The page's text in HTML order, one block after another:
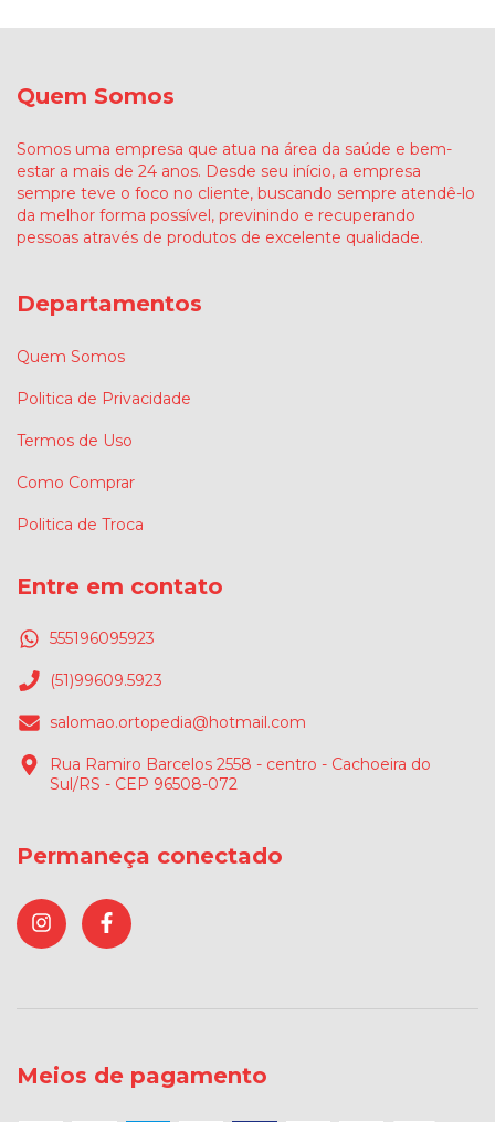
Quem Somos
Somos uma empresa que atua na área da saúde e bem-
estar a mais de 24 anos. Desde seu início, a empresa
sempre teve o foco no cliente, buscando sempre atendê-lo
da melhor forma possível, previnindo e recuperando
pessoas através de produtos de excelente qualidade.
Departamentos
Quem Somos
Politica de Privacidade
Termos de Uso
Como Comprar
Politica de Troca
Entre em contato
555196095923
(51)99609.5923
salomao.ortopedia@hotmail.com
Rua Ramiro Barcelos 2558 - centro - Cachoeira do
Sul/RS - CEP 96508-072
Permaneça conectado
Meios de pagamento